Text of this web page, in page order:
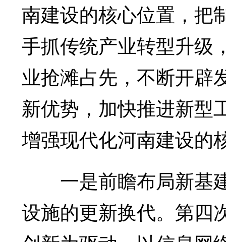
南建设的核心位置，把
手抓传统产业转型升级
业抢滩占先，不断开辟
新优势，加快推进新型
增强现代化河南建设的
一是前瞻布局新基
设施的更新换代。第四